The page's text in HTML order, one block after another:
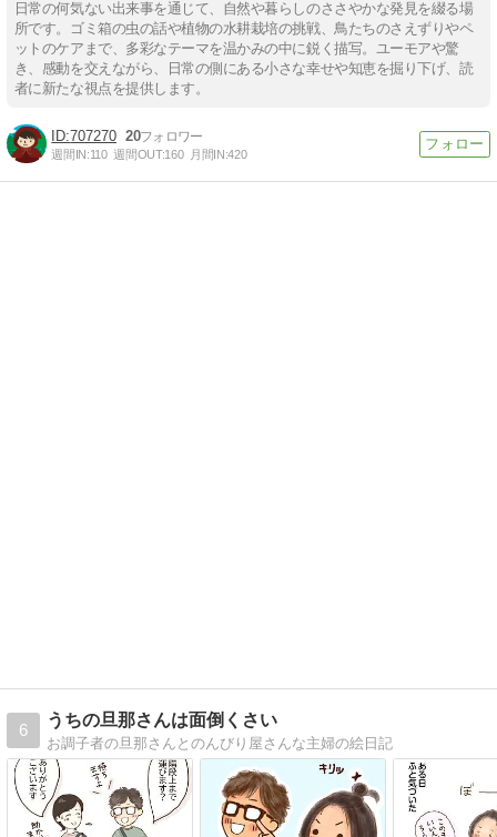
日常の何気ない出来事を通じて、自然や暮らしのささやかな発見を綴る場
所です。ゴミ箱の虫の話や植物の水耕栽培の挑戦、鳥たちのさえずりやペ
ットのケアまで、多彩なテーマを温かみの中に鋭く描写。ユーモアや驚
き、感動を交えながら、日常の側にある小さな幸せや知恵を掘り下げ、読
者に新たな視点を提供します。
707270 20
週間IN:110 週間OUT:160 月間IN:420
6
うちの旦那さんは面倒くさい
お調子者の旦那さんとのんびり屋さんな主婦の絵日記